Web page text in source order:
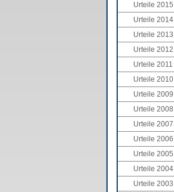
Urteile 2015
Urteile 2014
Urteile 2013
Urteile 2012
Urteile 2011
Urteile 2010
Urteile 2009
Urteile 2008
Urteile 2007
Urteile 2006
Urteile 2005
Urteile 2004
Urteile 2003